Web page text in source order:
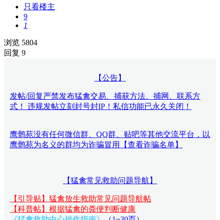
只看楼主
9
1
浏览 5804
回复 9
【公告】
发帖/回复严禁发布猛禽交易、捕获方法、捕网、联系方
式！ 违规发帖立刻封号封IP！私信功能已永久关闭！
鹰鹘苑没有任何微信群、QQ群、贴吧等其他交流平台，以
鹰鹘苑为名义的群均为诈骗冒用【查看诈骗名单】
【猛禽常见救助问题导航】
【引导贴】猛禽放生救助常见问题导航帖
【科普帖】根据猛禽的粪便判断健康